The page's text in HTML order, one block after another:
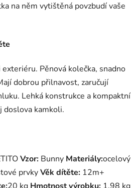
na něm vytištěná povzbudí vaše
Pěnová kolečka, snadno
dobrou přilnavost, zaručují
Lehká konstrukce a kompaktní
doslova kamkoli.
Vzor: Bunny Materiály:ocelový
prvkyVěk dítěte: 12m+